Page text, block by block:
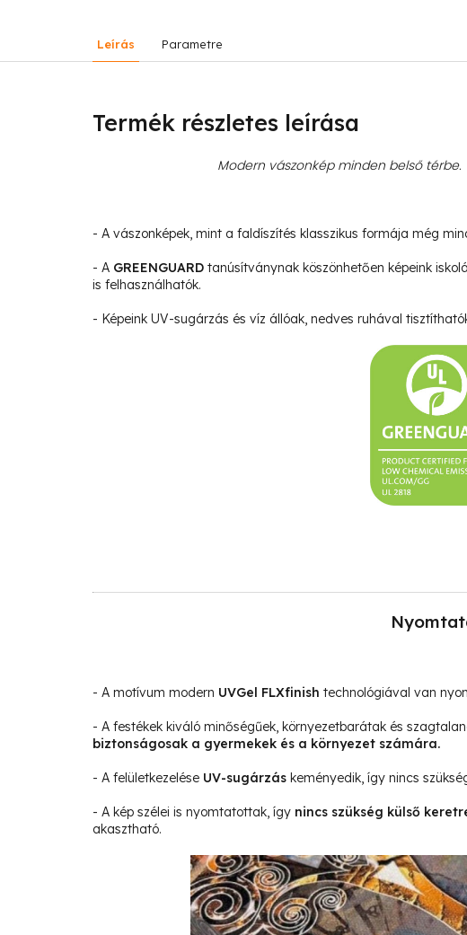
Leírás Parametre
Termék részletes leírása
Modern vászonkép minden belső
- A vászonképek, mint a faldíszítés klasszikus formája még
- A GREENGUARD tanúsítványnak köszönhetően képeink
is felhasználhatók.
- Képeink UV-sugárzás és víz állóak, nedves ruhával
- A motívum modern UVGel FLXfinish technológiával van
- A festékek kiváló minőségűek, környezetbarátak és
biztonságosak a gyermekek és a környezet számára.
- A felületkezelése UV-sugárzás keményedik, így nincs
- A kép szélei is nyomtatottak, így nincs szükség külső
akasztható.